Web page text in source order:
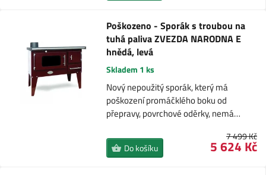
Poškozeno - Sporák s troubou na
tuhá paliva ZVEZDA NARODNA E
hnědá, levá
Skladem 1 ks
Nový nepoužitý sporák, který má
poškození promáčklého boku od
přepravy, povrchové oděrky, nemá…
7 499 Kč
5 624 Kč
Do košíku